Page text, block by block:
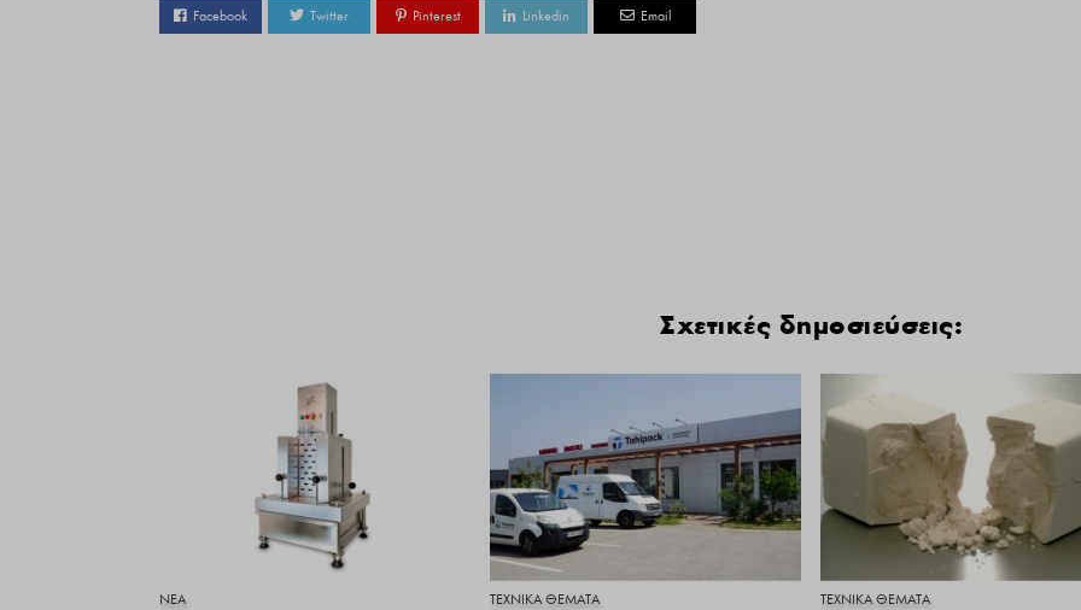
Facebook Twitter Pinterest Linkedin Email
Σχετικές δημοσιεύσεις:
ΝΕΑ ΤΕΧΝΙΚΆ ΘΈΜΑΤΑ ΤΕΧΝΙΚΆ ΘΈΜΑΤΑ